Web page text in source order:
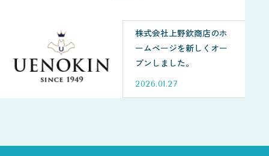
株式会社上野欽商店のホ
ームページを新しくオー
プンしました。
2026.01.27